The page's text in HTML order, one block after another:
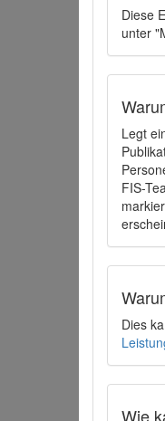
Diese
unter
Legt
FIS-
Dies
Wie